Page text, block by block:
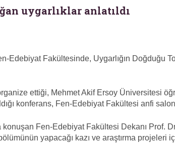
uygarlıklar anlatıldı
Edebiyat Fakültesinde, Uygarlığın Doğduğu
ettiği, Mehmet Akif Ersoy Üniversitesi
konferans, Fen-Edebiyat Fakültesi anfi
konuşan Fen-Edebiyat Fakültesi Dekanı Prof.
yapacağı kazı ve araştırma projeleri